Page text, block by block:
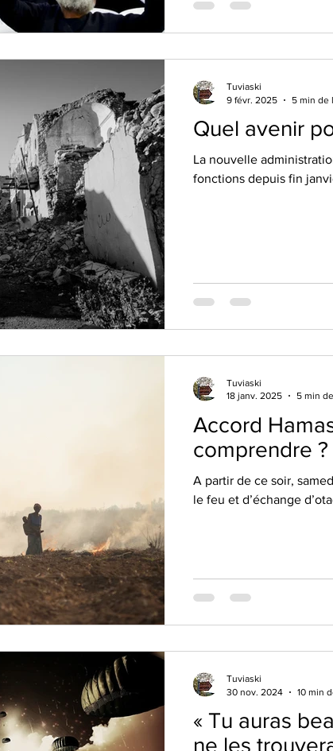
Quel avenir
La nouvelle
Tuviaski
9 févr. 2025
5 min de
Accord
comprendre ?
A partir de ce soir,
le feu et d’échange
Tuviaski
18 janv. 2025
5 min
« Tu auras beau les chercher, tu
ne les
Tuviaski
30 nov. 2024
10 min